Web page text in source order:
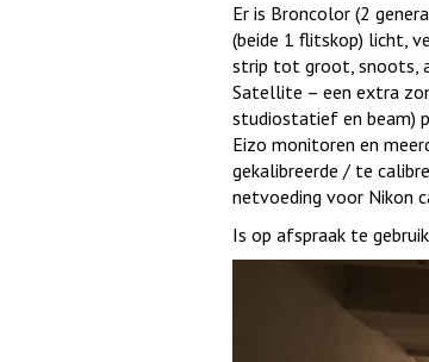
Er is Broncolor (2
(beide 1 flitskop) licht,
strip tot groot, snoots,
Satellite – een extra
studiostatief en beam)
Eizo monitoren en
gekalibreerde / te
netvoeding voor Nikon
Is op afspraak te